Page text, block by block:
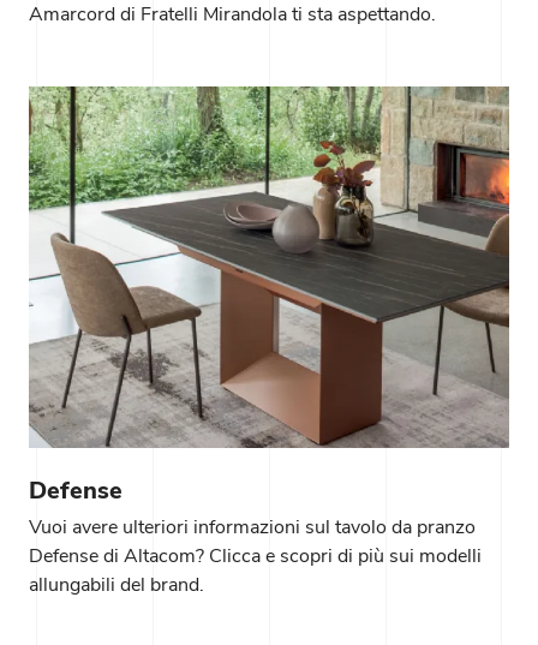
Amarcord di Fratelli Mirandola ti sta aspettando.
Defense
Vuoi avere ulteriori informazioni sul tavolo da pranzo
Defense di Altacom? Clicca e scopri di più sui modelli
allungabili del brand.